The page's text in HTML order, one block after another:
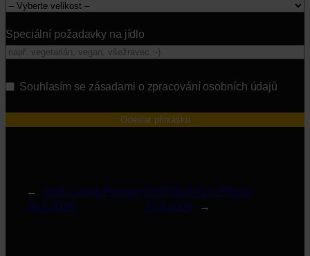
Speciální požadavky na jídlo
Souhlasím se zásadami o zpracování osobních údajů
Odeslat přihlášku
←
Drift a smyk Pezinek
28.2.2026
SHITBOX Fun Přibice
25.4.2026
→